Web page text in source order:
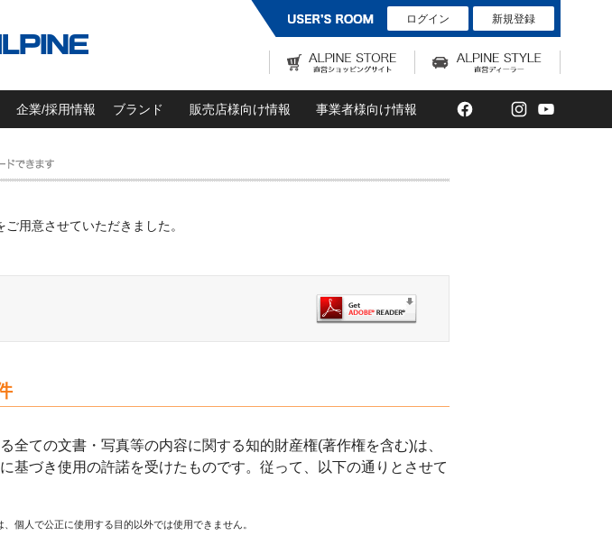
ログイン 新規登録
企業/採用情報 ブランド 販売店様向け情報 事業者様向け情報 Facebook
TwitterInstagram
用意させていただきました。
ての文書・写真等の内容に関する知的財産権(著作権を含む)は、
基づき使用の許諾を受けたものです。従って、以下の通りとさせて
個人で公正に使用する目的以外では使用できません。